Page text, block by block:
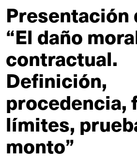
Presentación
“El daño
contractual.
Definición,
procedencia,
límites,
monto”